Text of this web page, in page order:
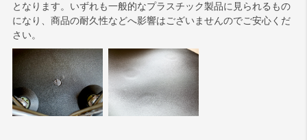
となります。いずれも一般的なプラスチック製品に見られるもの
になり、商品の耐久性などへ影響はございませんのでご安心くだ
さい。